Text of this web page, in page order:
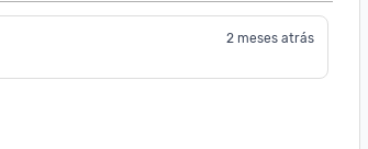
2 meses atrás